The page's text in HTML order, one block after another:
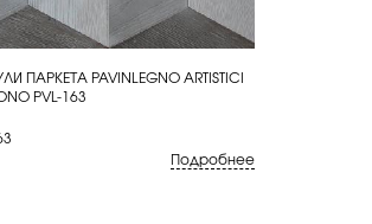
КУПИТЬ
ПАРКЕТА PAVINLEGNO ARTISTICI
PVL-163
Подробнее